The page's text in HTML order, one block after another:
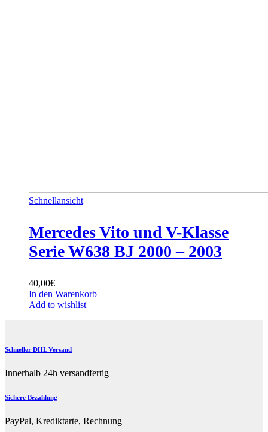
Schnellansicht
Mercedes Vito und V-Klasse
Serie W638 BJ 2000 – 2003
40,00€
In den Warenkorb
Add to wishlist
Schneller DHL Versand
Innerhalb 24h versandfertig
Sichere Bezahlung
PayPal, Krediktarte, Rechnung